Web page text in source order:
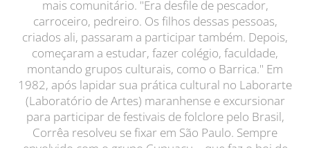
mais comunitário. "Era desfile de pescador,
carroceiro, pedreiro. Os filhos dessas pessoas,
criados ali, passaram a participar também. Depois,
começaram a estudar, fazer colégio, faculdade,
montando grupos culturais, como o Barrica." Em
1982, após lapidar sua prática cultural no Laborarte
(Laboratório de Artes) maranhense e excursionar
para participar de festivais de folclore pelo Brasil,
Corrêa resolveu se fixar em São Paulo. Sempre